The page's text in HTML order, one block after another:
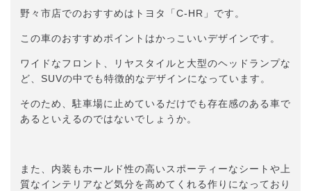
野々市店でのおすすめはトヨタ「C-HR」です。
この車のおすすめポイントはかっこいいデザインです。
ワイドなフロント、リヤスタイルと大型のヘッドランプな
ど、SUVの中でも特徴的なデザインになっています。
そのため、駐車場に止めているだけでも存在感のある車で
あるといえるのではないでしょうか。
また、内装もホールド性の高いスポーティーなシートや上
質なインテリアなど気分を高めてくれる作りになっており